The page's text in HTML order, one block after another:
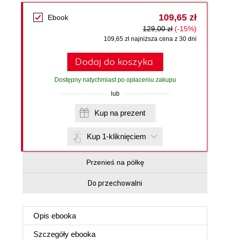
Ebook 109,65 zł
129,00 zł (-15%)
109,65 zł najniższa cena z 30 dni
Dodaj do koszyka
Dostępny natychmiast po opłaceniu zakupu
lub
Kup na prezent
Kup 1-kliknięciem
Przenieś na półkę
Do przechowalni
Opis ebooka
Szczegóły ebooka